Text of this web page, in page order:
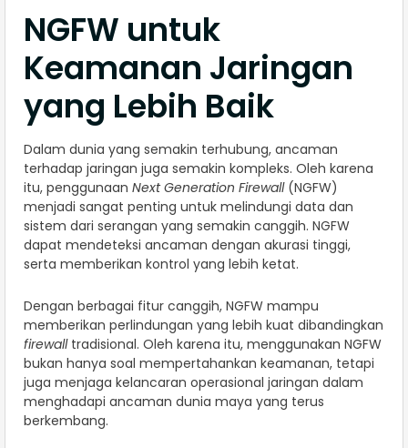
NGFW untuk
Keamanan Jaringan
yang Lebih Baik
Dalam dunia yang semakin terhubung, ancaman
terhadap jaringan juga semakin kompleks. Oleh karena
itu, penggunaan Next Generation Firewall(NGFW)
menjadi sangat penting untuk melindungi data dan
sistem dari serangan yang semakin canggih. NGFW
dapat mendeteksi ancaman dengan akurasi tinggi,
serta memberikan kontrol yang lebih ketat.
Dengan berbagai fitur canggih, NGFW mampu
memberikan perlindungan yang lebih kuat dibandingkan
firewalltradisional. Oleh karena itu, menggunakan NGFW
bukan hanya soal mempertahankan keamanan, tetapi
juga menjaga kelancaran operasional jaringan dalam
menghadapi ancaman dunia maya yang terus
berkembang.